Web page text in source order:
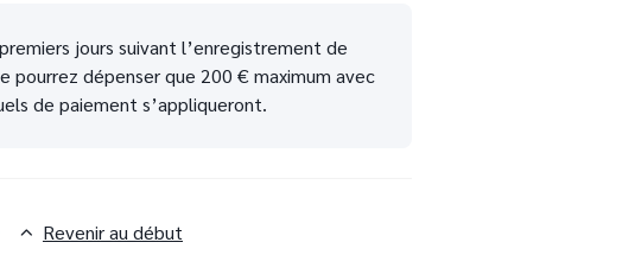
jours suivant l’enregistrement de
pourrez dépenser que 200 € maximum avec
de paiement s’appliqueront.
Revenir au début